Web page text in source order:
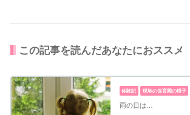
この記事を読んだあなたにおススメ
体験記 現地の保育園の様子
雨の日は…